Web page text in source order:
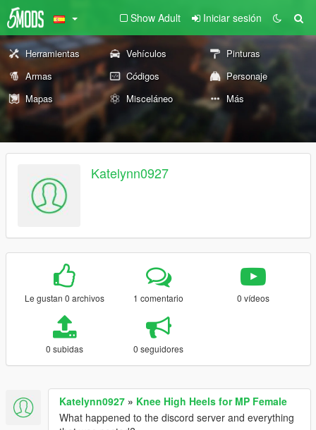
Show Adult Iniciar sesión
Herramientas Vehículos
Pinturas
Armas
Códigos
Personaje
Mapas
Misceláneo Más
Katelynn0927
Le gustan 0 archivos 1 comentario 0 vídeos
0 subidas 0 seguidores
Katelynn0927 » Knee High Heels for MP Female
What happened to the discord server and everything